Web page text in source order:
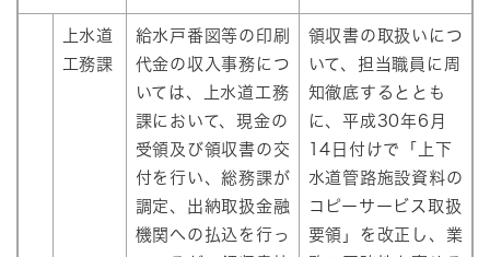
上水道
工務課
給水戸番図等の印刷
代金の収入事務につ
いては、上水道工務
課において、現金の
受領及び領収書の交
付を行い、総務課が
調定、出納取扱金融
機関への払込を行っ
領収書の取扱いにつ
いて、担当職員に周
知徹底するととも
に、平成30年6月
14日付けで「上下
水道管路施設資料の
コピーサービス取扱
要領」を改正し、業